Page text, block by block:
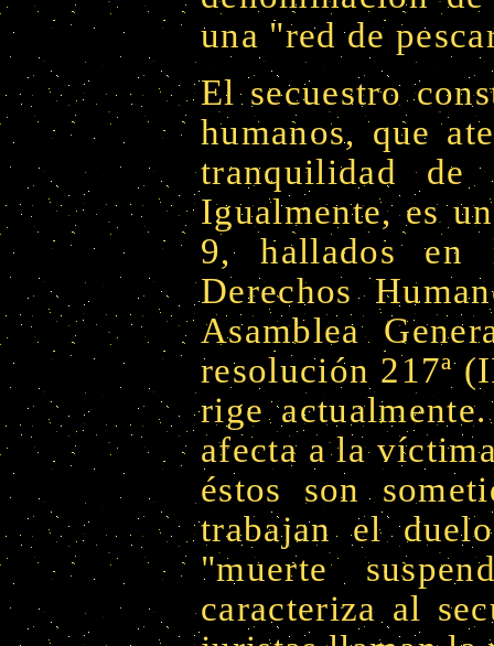
una "red de
El secuestro
humanos, que
tranquilidad
Igualmente, es
9, hallados en
Derechos
Asamblea
resolución 217ª
rige
afecta a la
éstos son
trabajan el
"muerte
caracteriza al